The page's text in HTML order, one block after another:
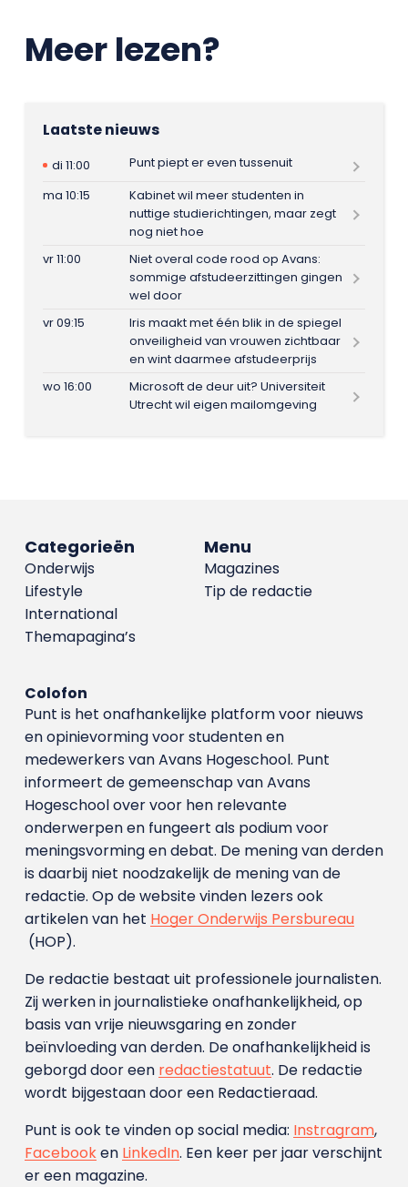
Meer lezen?
Laatste nieuws
di 11:00
Punt piept er even tussenuit
ma 10:15
Kabinet wil meer studenten in
nuttige studierichtingen, maar zegt
nog niet hoe
vr 11:00
Niet overal code rood op Avans:
sommige afstudeerzittingen gingen
wel door
vr 09:15
Iris maakt met één blik in de spiegel
onveiligheid van vrouwen zichtbaar
en wint daarmee afstudeerprijs
wo 16:00
Microsoft de deur uit? Universiteit
Utrecht wil eigen mailomgeving
Menu
Magazines
Tip de redactie
Categorieën
Onderwijs
Lifestyle
International
Themapagina’s
Colofon
Punt is het onafhankelijke platform voor nieuws
en opinievorming voor studenten en
medewerkers van Avans Hoge­school. Punt
informeert de gemeenschap van Avans
Hogeschool over voor hen relevante
onderwerpen en fungeert als podium voor
meningsvorming en debat. De mening van derden
is daarbij niet noodzakelijk de mening van de
redactie. Op de website vinden lezers ook
artikelen van het Hoger Onderwijs Persbureau
(HOP).
De redactie bestaat uit professionele journalisten.
Zij werken in journalistieke onafhankelijkheid, op
basis van vrije nieuwsgaring en zonder
beïnvloeding van derden. De onafhankelijkheid is
geborgd door een redactiestatuut. De redactie
wordt bijgestaan door een Redactieraad.
Punt is ook te vinden op social media: Instragram,
Facebooken LinkedIn. Een keer per jaar verschijnt
er een magazine.